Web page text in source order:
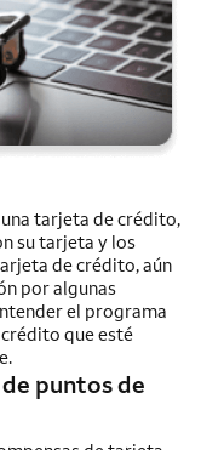
tarjeta de crédito,
su tarjeta y los
de crédito, aún
por algunas
el programa
que esté
puntos de